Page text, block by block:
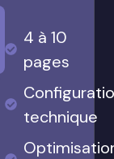
4 à 10
pages
technique